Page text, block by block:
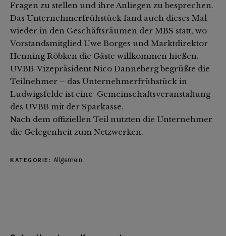
Fragen zu stellen und ihre Anliegen zu besprechen.
Das Unternehmerfrühstück fand auch dieses Mal
wieder in den Geschäftsräumen der MBS statt, wo
Vorstandsmitglied Uwe Borges und Marktdirektor
Henning Röbken die Gäste willkommen hießen.
UVBB-Vizepräsident Nico Danneberg begrüßte die
Teilnehmer – das Unternehmerfrühstück in
Ludwigsfelde ist eine Gemeinschaftsveranstaltung
des UVBB mit der Sparkasse.
Nach dem offiziellen Teil nutzten die Unternehmer
die Gelegenheit zum Netzwerken.
KATEGORIE: Allgemein